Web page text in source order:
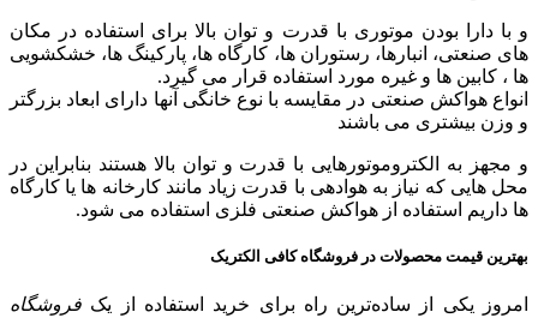
و با دارا بودن موتوری با قدرت و توان بالا برای استفاده در مکان
های صنعتی، انبارها، رستوران ها، کارگاه ها، پارکینگ ها، خشکشویی
ها ، کابین ها و غیره مورد استفاده قرار می گیرد.
انواع هواکش صنعتی در مقایسه با نوع خانگی آنها دارای ابعاد بزرگتر
و وزن بیشتری می باشند
و مجهز به الکتروموتورهایی با قدرت و توان بالا هستند بنابراین در
محل هایی که نیاز به هوادهی با قدرت زیاد مانند کارخانه ها یا کارگاه
ها داریم استفاده از هواکش صنعتی فلزی استفاده می شود.
بهترین قیمت محصولات در فروشگاه کافی الکتریک
امروز یکی از ساده‌ترین راه برای خرید استفاده از یک فروشگاه